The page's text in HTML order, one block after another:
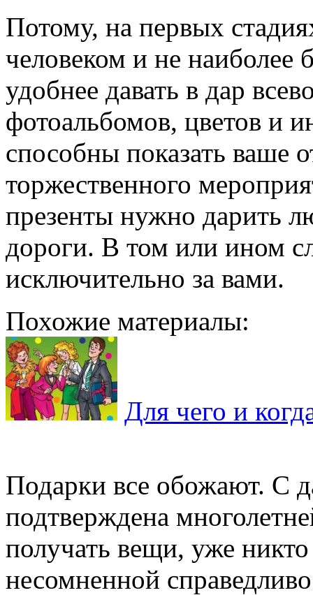
Потому, на первых
человеком и не
удобнее давать в дар
фотоальбомов, цветов и
способны показать ваше
торжественного
презенты нужно дарить
дороги. В том или ином
исключительно за вами.
Похожие материалы:
Для чего и
Подарки все обожают. С
подтверждена
получать вещи, уже
несомненной